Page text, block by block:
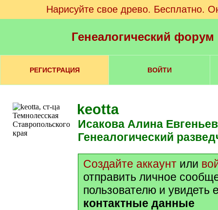
Нарисуйте свое древо. Бесплатно.
Генеалогический
РЕГИСТРАЦИЯ ВОЙТИ
keotta
Исакова Алина
Генеалогический
Создайте аккаунт или
отправить личное
пользователю и увидеть
контактные данные